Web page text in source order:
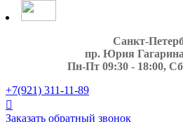
Санкт-
пр. Юрия
Пн-Пт 09:30 - 18:00,
+7(921) 311-11-89

Заказать обратный звонок